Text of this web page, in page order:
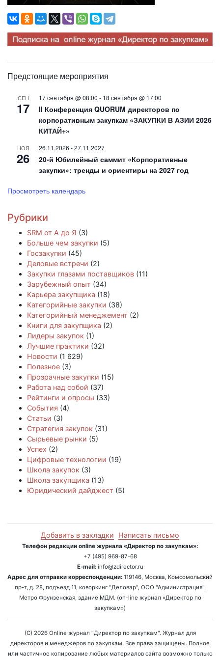
Предстоящие мероприятия
СЕН
17
17 сентября @ 08:00 - 18 сентября @ 17:00
II Конференция QUORUM директоров по
корпоративным закупкам «ЗАКУПКИ В АЗИИ 2026
КИТАЙ+»
НОЯ
26
26.11.2026 -27.11.2027
20-й Юбилейный саммит «Корпоративные
закупки»: тренды и ориентиры на 2027 год
Просмотреть календарь
Рубрики
SRM от А до Я (3)
Больше чем закупки (5)
Госзакупки (45)
Деловые встречи (2)
Закупки глазами поставщиков (11)
Зарубежный опыт (34)
Карьера закупщика (18)
Категорийные закупки (38)
Категорийный менеджемент (2)
Книги для закупщика (2)
Лидеры закупок (1)
Лучшие практики (32)
Новости (1 629)
Полезное (3)
Прозрачные закупки (15)
Работа над собой (37)
Рейтинги и опросы (33)
События (4)
Статьи (3)
Стратегия закупок (31)
Сырьевые рынки (5)
Успех (2)
Цифровые технологии (19)
Школа закупок (3)
Школа закупщика (13)
Юридический дайджест (5)
Добавить в закладки Написать письмо
Телефон редакции online журнала «Директор по закупкам»:
+7 (495) 969-87-68
E-mail:info@zdirector.ru
Адрес для отправки корреспонденции: 119146, Москва, Комсомольский
пр-т, д. 28, подъезд 11, коворкинг "Деловар", ООО "Администрация",
Метро Фрунзенская, здание МДМ. (on-line журнал «Директор по
закупкам»)
(C) 2026 Online журнал "Директор по закупкам". Журнал для
директоров и менеджеров по закупкам. Все права защищены. Полное
или частичное копирование любых материалов сайта возможно только